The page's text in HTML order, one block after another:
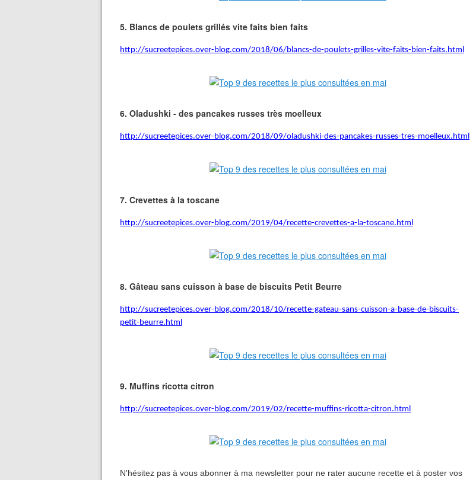
5. Blancs de poulets grillés vite faits bien faits
http://sucreetepices.over-blog.com/2018/06/blancs-de-poulets-grilles-vite-faits-bien-faits.html
6. Oladushki - des pancakes russes très moelleux
http://sucreetepices.over-blog.com/2018/09/oladushki-des-pancakes-russes-tres-moelleux.html
7. Crevettes à la toscane
http://sucreetepices.over-blog.com/2019/04/recette-crevettes-a-la-toscane.html
8. Gâteau sans cuisson à base de biscuits Petit Beurre
http://sucreetepices.over-blog.com/2018/10/recette-gateau-sans-cuisson-a-base-de-biscuits-
petit-beurre.html
9. Muffins ricotta citron
http://sucreetepices.over-blog.com/2019/02/recette-muffins-ricotta-citron.html
N'hésitez pas à vous abonner à ma newsletter pour ne rater aucune recette et à poster vos